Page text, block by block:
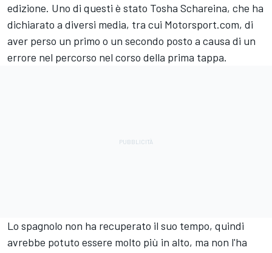
edizione. Uno di questi è stato Tosha Schareina, che ha
dichiarato a diversi media, tra cui Motorsport.com, di
aver perso un primo o un secondo posto a causa di un
errore nel percorso nel corso della prima tappa.
Lo spagnolo non ha recuperato il suo tempo, quindi
avrebbe potuto essere molto più in alto, ma non l'ha